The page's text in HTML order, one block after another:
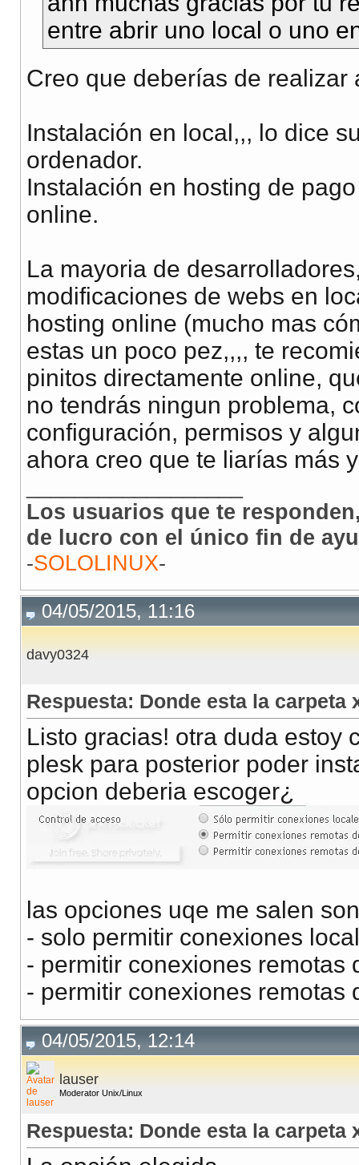
entre abrir uno local o uno
Creo que deberías de
Instalación en local,,, lo dice
ordenador.
Instalación en hosting de
online.
La mayoria de
modificaciones de webs en
hosting online (mucho mas
estas un poco pez,,,, te
pinitos directamente online,
no tendrás ningun problema,
configuración, permisos y
ahora creo que te liarías más
Los usuarios que te
de lucro con el único fin de
-SOLOLINUX-
04/05/2015, 11:16
davy0324
Respuesta: Donde esta la carpeta
Listo gracias! otra duda estoy
plesk para posterior poder
opcion deberia escoger¿
las opciones uqe me salen
- solo permitir conexiones
- permitir conexiones remotas
- permitir conexiones remotas
04/05/2015, 12:14
lauser
Moderator Unix/Linux
Respuesta: Donde esta la carpeta